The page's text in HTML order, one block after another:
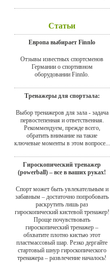
Статьи
Европа выбирает Finnlo
Отзывы известных спортсменов
Германии о спортивном
оборудовании Finnlo.
Тренажеры для спортзала:
Выбор тренажеров для зала - задача
первостепенная и ответственная.
Рекоммендуем, прежде всего,
обратить внимание на такие
ключевые моменты в этом вопросе...
Гироскопический тренажер
(powerball) – все в ваших руках!
Спорт может быть увлекательным и
забавным – достаточно попробовать
раскрутить лишь раз
гироскопический кистевой тренажер!
Проще почувствовать
гироскопический тренажер –
обхватите плотно кистью этот
пластмассовый шар. Резко дергайте
стартовый шнур гироскопического
тренажера – развлечение началось!